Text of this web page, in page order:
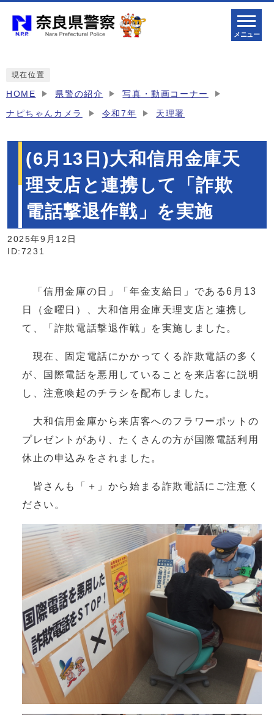
メニュー
現在位置
HOME 県警の紹介 写真・動画コーナー
ナピちゃんカメラ 令和7年 天理署
(6月13日)大和信用金庫天
理支店と連携して「詐欺
電話撃退作戦」を実施
2025年9月12日
ID:7231
「信用金庫の日」「年金支給日」である6月13
日（金曜日）、大和信用金庫天理支店と連携し
て、「詐欺電話撃退作戦」を実施しました。
現在、固定電話にかかってくる詐欺電話の多く
が、国際電話を悪用していることを来店客に説明
し、注意喚起のチラシを配布しました。
大和信用金庫から来店客へのフラワーポットの
プレゼントがあり、たくさんの方が国際電話利用
休止の申込みをされました。
皆さんも「＋」から始まる詐欺電話にご注意く
ださい。